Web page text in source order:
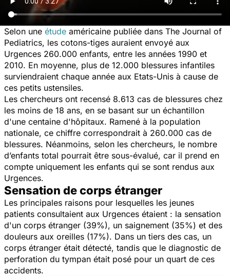
Selon une étude américaine publiée dans The Journal of
Pediatrics, les cotons-tiges auraient envoyé aux
Urgences 260.000 enfants, entre les années 1990 et
2010. En moyenne, plus de 12.000 blessures infantiles
surviendraient chaque année aux Etats-Unis à cause de
ces petits ustensiles.
Les chercheurs ont recensé 8.613 cas de blessures chez
les moins de 18 ans, en se basant sur un échantillon
d'une centaine d'hôpitaux. Ramené à la population
nationale, ce chiffre correspondrait à 260.000 cas de
blessures. Néanmoins, selon les chercheurs, le nombre
d’enfants total pourrait être sous-évalué, car il prend en
compte uniquement les enfants qui se sont rendus aux
Urgences.
Sensation de corps étranger
Les principales raisons pour lesquelles les jeunes
patients consultaient aux Urgences étaient : la sensation
d'un corps étranger (39%), un saignement (35%) et des
douleurs aux oreilles (17%). Dans un tiers des cas, un
corps étranger était détecté, tandis que le diagnostic de
perforation du tympan était posé pour un quart de ces
accidents.